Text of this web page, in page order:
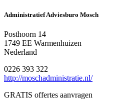
Administratief Adviesburo Mosch
Posthoorn 14
1749 EE Warmenhuizen
Nederland
0226 393 322
http://moschadministratie.nl/
GRATIS offertes aanvragen